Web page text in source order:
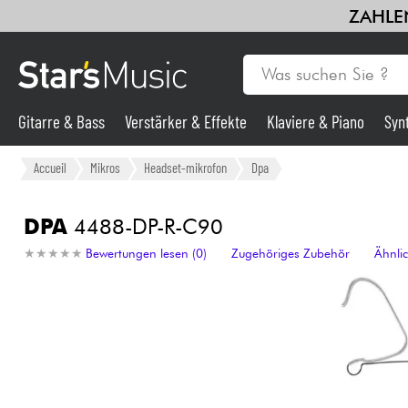
Gitarre & Bass
Synths & samplers
Gitarre & Bass Verstärker & Effekte Klaviere & Piano
Accueil Mikros Headset-mikrofon Dpa
DPA4488-DP-R-C90
★ ★ ★ ★ ★
★ ★ ★ ★ ★ Bewertungen lesen (0) Zugehöriges Zubehör